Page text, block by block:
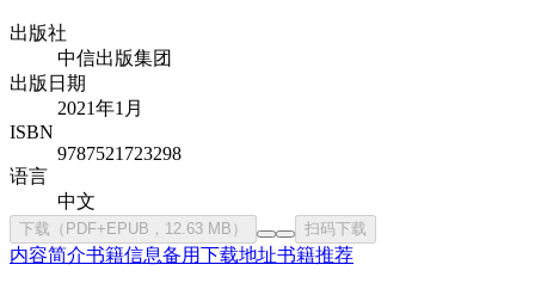
出版社
中信出版集团
出版日期
2021年1月
ISBN
9787521723298
语言
中文
下载（PDF+EPUB，12.63 MB） 扫码下载
内容简介书籍信息备用下载地址书籍推荐